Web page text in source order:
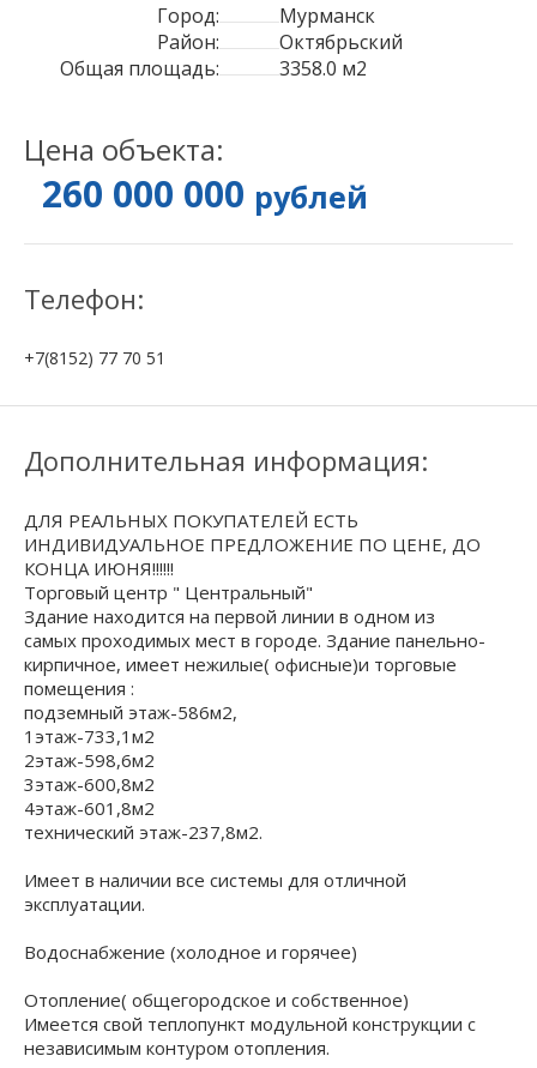
Город:
Мурманск
Район:
Октябрьский
Общая площадь:
3358.0 м2
Цена объекта:
260 000 000 рублей
Телефон:
+7(8152) 77 70 51
Дополнительная информация:
ДЛЯ РЕАЛЬНЫХ ПОКУПАТЕЛЕЙ ЕСТЬ
ИНДИВИДУАЛЬНОЕ ПРЕДЛОЖЕНИЕ ПО ЦЕНЕ, ДО
КОНЦА ИЮНЯ!!!!!!
Торговый центр " Центральный"
Здание находится на первой линии в одном из
самых проходимых мест в городе. Здание панельно-
кирпичное, имеет нежилые( офисные)и торговые
помещения :
подземный этаж-586м2,
1этаж-733,1м2
2этаж-598,6м2
3этаж-600,8м2
4этаж-601,8м2
технический этаж-237,8м2.
Имеет в наличии все системы для отличной
эксплуатации.
Водоснабжение (холодное и горячее)
Отопление( общегородское и собственное)
Имеется свой теплопункт модульной конструкции с
независимым контуром отопления.